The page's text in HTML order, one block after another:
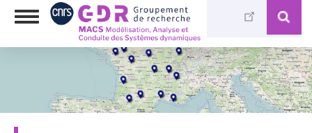
Aller
Toggle